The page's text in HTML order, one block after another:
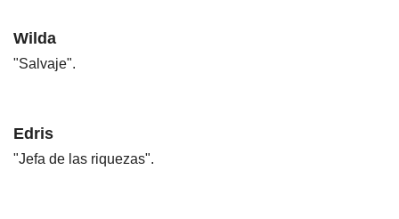
Wilda
"Salvaje".
Edris
"Jefa de las riquezas".